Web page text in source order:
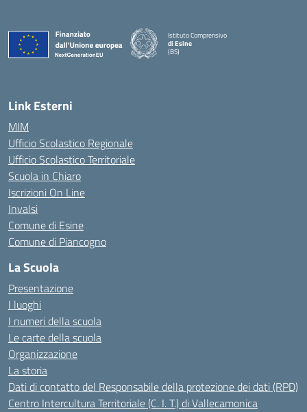
Istituto Comprensivo
di Esine
(BS)
Link Esterni
MIM
Ufficio Scolastico Regionale
Ufficio Scolastico Territoriale
Scuola in Chiaro
Iscrizioni On Line
Invalsi
Comune di Esine
Comune di Piancogno
La Scuola
Presentazione
I luoghi
I numeri della scuola
Le carte della scuola
Organizzazione
La storia
Dati di contatto del Responsabile della protezione dei dati (RPD)
Centro Intercultura Territoriale (C. I. T.) di Vallecamonica